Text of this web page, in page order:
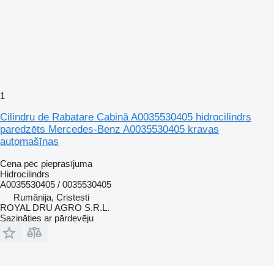
1
Cilindru de Rabatare Cabină A0035530405 hidrocilindrs
paredzēts Mercedes-Benz A0035530405 kravas
automašīnas
Cena pēc pieprasījuma
Hidrocilindrs
A0035530405 / 0035530405
Rumānija, Cristesti
ROYAL DRU AGRO S.R.L.
Sazināties ar pārdevēju